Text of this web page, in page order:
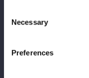
Selection
Necessary
Preferences
Maika